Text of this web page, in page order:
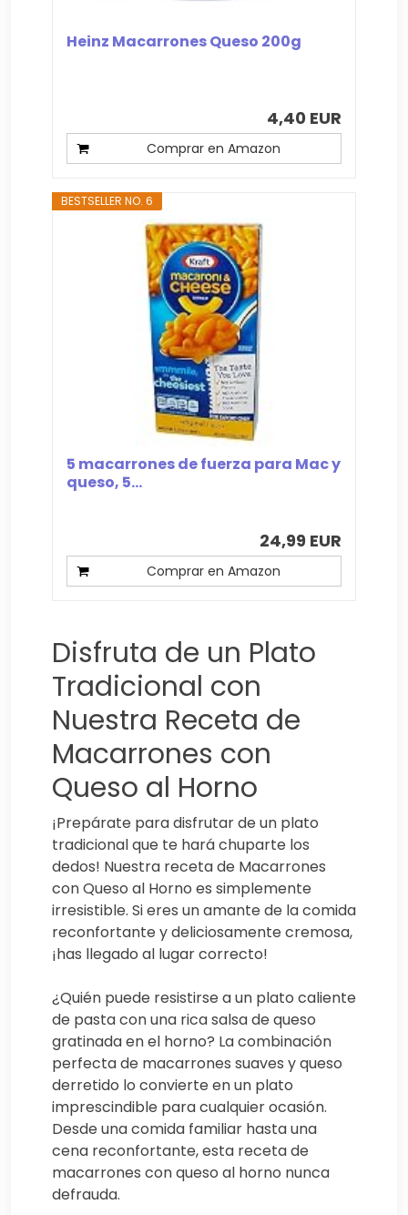
Heinz Macarrones Queso 200g
4,40 EUR
Comprar en Amazon
BESTSELLER NO. 6
5 macarrones de fuerza para Mac y
queso, 5...
24,99 EUR
Comprar en Amazon
Disfruta de un Plato
Tradicional con
Nuestra Receta de
Macarrones con
Queso al Horno
¡Prepárate para disfrutar de un plato
tradicional que te hará chuparte los
dedos! Nuestra receta de Macarrones
con Queso al Horno es simplemente
irresistible. Si eres un amante de la comida
reconfortante y deliciosamente cremosa,
¡has llegado al lugar correcto!
¿Quién puede resistirse a un plato caliente
de pasta con una rica salsa de queso
gratinada en el horno? La combinación
perfecta de macarrones suaves y queso
derretido lo convierte en un plato
imprescindible para cualquier ocasión.
Desde una comida familiar hasta una
cena reconfortante, esta receta de
macarrones con queso al horno nunca
defrauda.